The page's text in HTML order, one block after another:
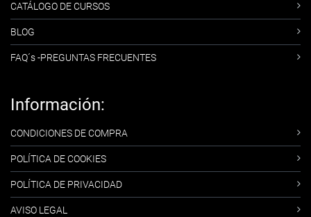
CATÁLOGO DE CURSOS
BLOG
FAQ´s -PREGUNTAS FRECUENTES
Información:
CONDICIONES DE COMPRA
POLÍTICA DE COOKIES
POLÍTICA DE PRIVACIDAD
AVISO LEGAL